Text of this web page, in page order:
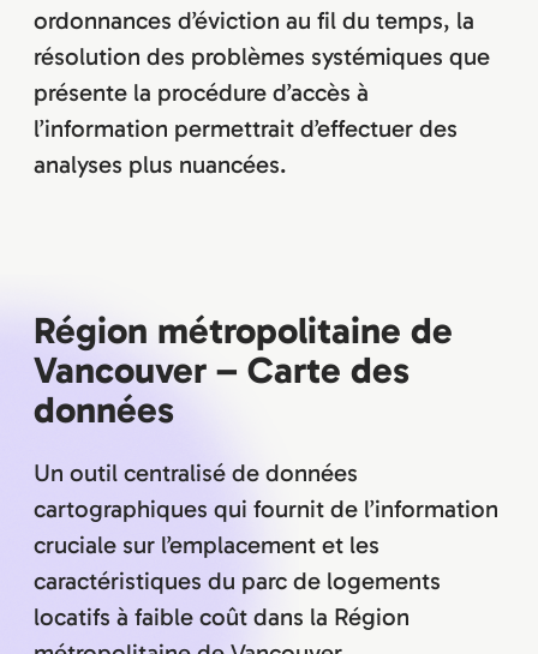
ordonnances d’éviction au fil du temps, la
résolution des problèmes systémiques que
présente la procédure d’accès à
l’information permettrait d’effectuer des
analyses plus nuancées.
Région métropolitaine de
Vancouver – Carte des
données
Un outil centralisé de données
cartographiques qui fournit de l’information
cruciale sur l’emplacement et les
caractéristiques du parc de logements
locatifs à faible coût dans la Région